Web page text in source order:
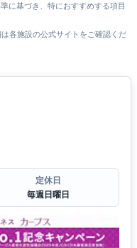
に基づき、特におすすめする項目
各施設の公式サイトをご確認くだ
定休日
毎週日曜日